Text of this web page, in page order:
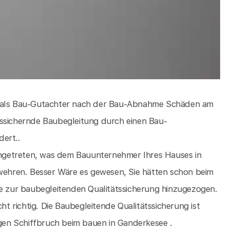
Bau-Gutachter nach der Bau-Abnahme Schäden am
Baubegleitung durch einen Bau-
was dem Bauunternehmer Ihres Hauses in
Besser Wäre es gewesen, Sie hätten schon beim
zur baubegleitenden Qualitätssicherung hinzugezogen.
richtig. Die Baubegleitende Qualitätssicherung ist
Schiffbruch beim bauen in Ganderkesee .